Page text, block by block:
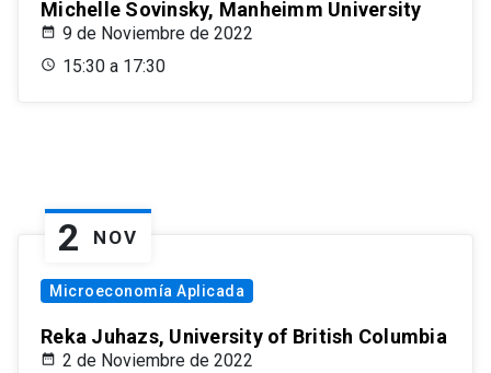
Michelle Sovinsky, Manheimm University
9 de Noviembre de 2022
15:30 a 17:30
2 NOV
Microeconomía Aplicada
Reka Juhazs, University of British Columbia
2 de Noviembre de 2022